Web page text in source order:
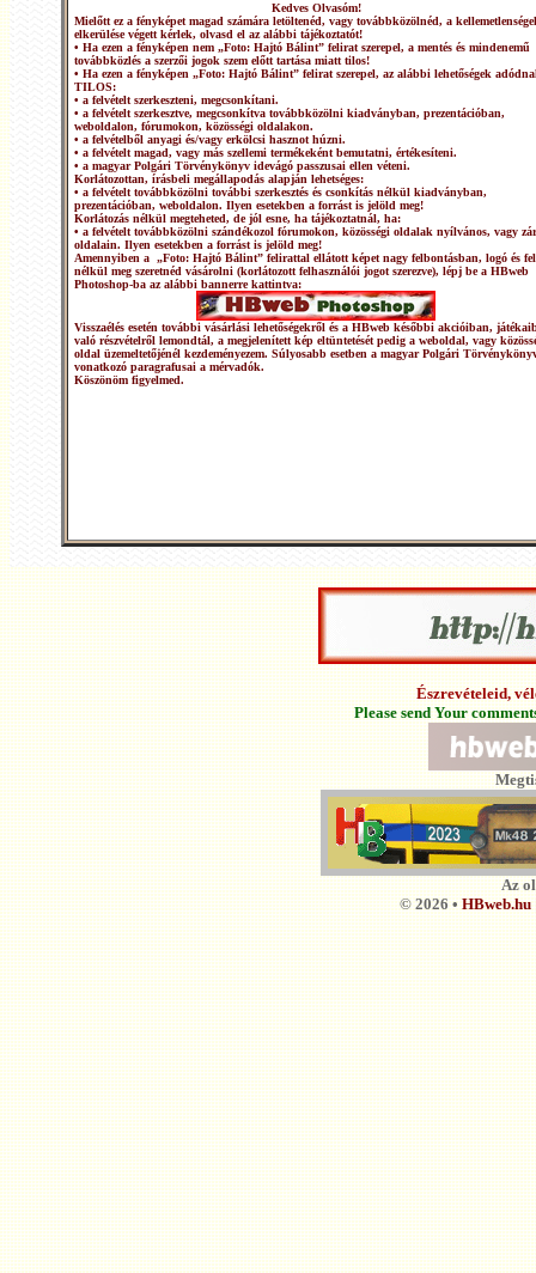
Kedves Olvasóm!
Mielőtt ez a fényképet magad számára letöltenéd, vagy továbbközölnéd, a
elkerülése végett kérlek, olvasd el az alábbi tájékoztatót!
• Ha ezen a fényképen nem „Foto: Hajtó Bálint” felirat szerepel, a mentés és mindenemű
továbbközlés a szerzői jogok szem előtt tartása miatt tilos!
• Ha ezen a fényképen „Foto: Hajtó Bálint” felirat szerepel, az alábbi lehetőségek
TILOS:
• a felvételt szerkeszteni, megcsonkítani.
• a felvételt szerkesztve, megcsonkítva továbbközölni kiadványban, prezentációban,
weboldalon, fórumokon, közösségi oldalakon.
• a felvételből anyagi és/vagy erkölcsi hasznot húzni.
• a felvételt magad, vagy más szellemi termékeként bemutatni, értékesíteni.
• a magyar Polgári Törvénykönyv idevágó passzusai ellen véteni.
Korlátozottan, írásbeli megállapodás alapján lehetséges:
• a felvételt továbbközölni további szerkesztés és csonkítás nélkül kiadványban,
prezentációban, weboldalon. Ilyen esetekben a forrást is jelöld meg!
Korlátozás nélkül megteheted, de jól esne, ha tájékoztatnál, ha:
• a felvételt továbbközölni szándékozol fórumokon, közösségi oldalak nyílvános, vagy
oldalain. Ilyen esetekben a forrást is jelöld meg!
Amennyiben a „Foto: Hajtó Bálint” felirattal ellátott képet nagy felbontásban, logó és
nélkül meg szeretnéd vásárolni (korlátozott felhasználói jogot szerezve), lépj be a HBweb
Photoshop-ba az alábbi bannerre kattintva:
Visszaélés esetén további vásárlási lehetőségekről és a HBweb későbbi akcióiban,
való részvételről lemondtál, a megjelenített kép eltüntetését pedig a weboldal, vagy
oldal üzemeltetőjénél kezdeményezem. Súlyosabb esetben a magyar Polgári
vonatkozó paragrafusai a mérvadók.
Köszönöm figyelmed.
Észrevételeid,
Please send Your
Az
© 2026 •HBweb.hu